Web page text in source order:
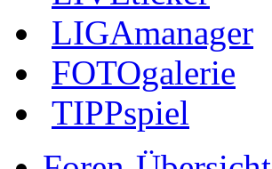
LIGAmanager
FOTOgalerie
TIPPspiel